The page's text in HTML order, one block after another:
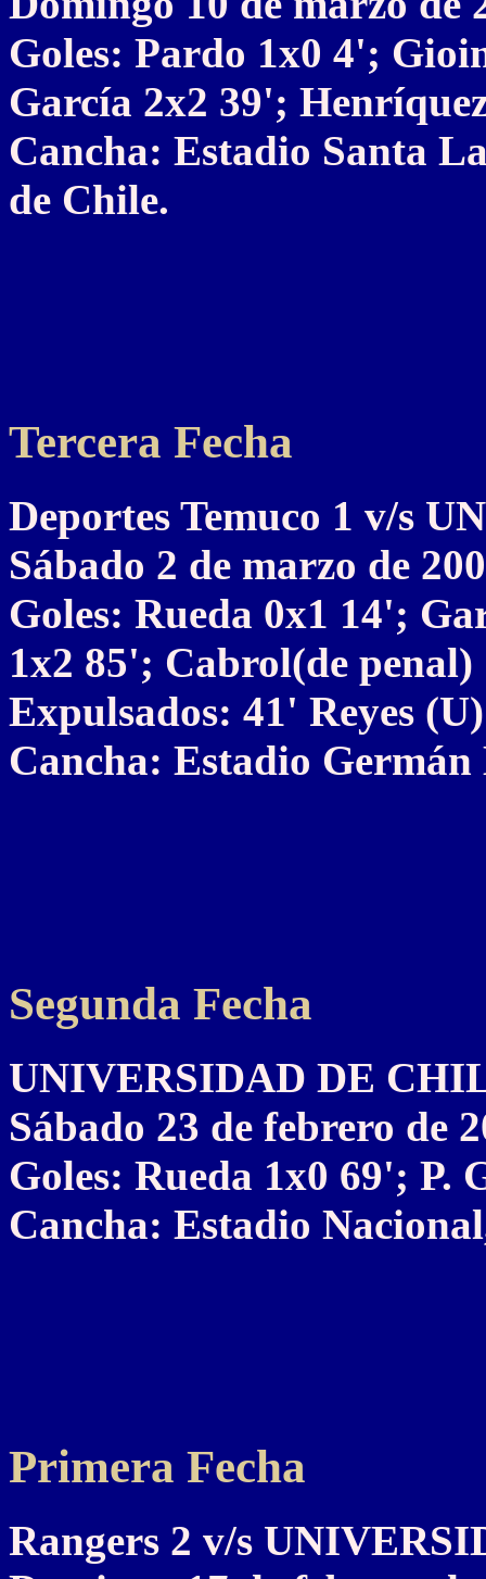
Goles: Pardo 1x0 4';
García 2x2 39';
Cancha: Estadio Santa
de Chile.
Tercera Fecha
Deportes Temuco 1 v/s
Sábado 2 de marzo de
Goles: Rueda 0x1 14';
1x2 85'; Cabrol(de penal)
Expulsados: 41' Reyes
Cancha: Estadio Germán
Segunda Fecha
UNIVERSIDAD DE
Sábado 23 de febrero de
Goles: Rueda 1x0 69'; P.
Cancha: Estadio
Primera Fecha
Rangers 2 v/s